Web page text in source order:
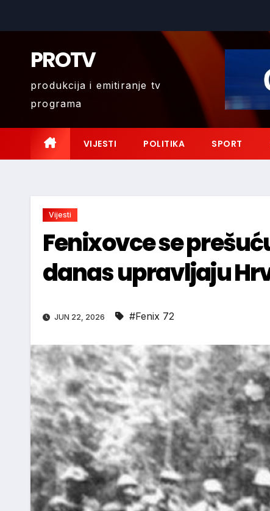
PROTV
produkcija i emitiranje tv
programa
VIJESTI POLITIKA SPORT
Vijesti
Fenixovce se
danas upravljaju
JUN 22, 2026 #Fenix 72